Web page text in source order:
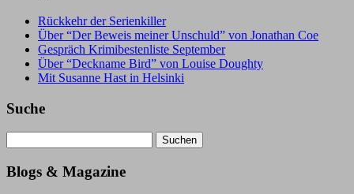
Rückkehr der Serienkiller
Über “Der Beweis meiner Unschuld” von Jonathan Coe
Gespräch Krimibestenliste September
Über “Deckname Bird” von Louise Doughty
Mit Susanne Hast in Helsinki
Suche
nach:
Blogs & Magazine